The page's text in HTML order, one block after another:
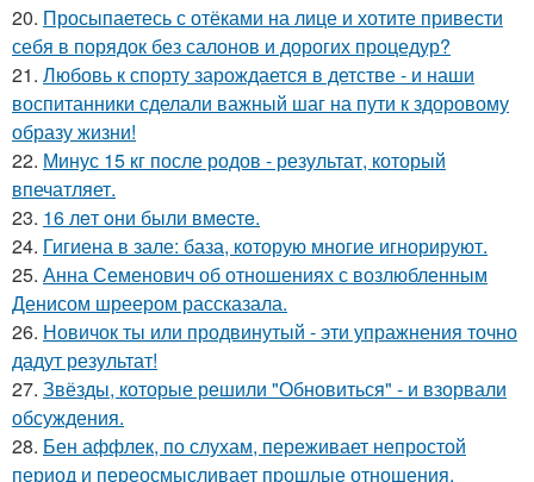
20. Просыпаетесь с отёками на лице и хотите привести
себя в порядок без салонов и дорогих процедур?
21. Любовь к спорту зарождается в детстве - и наши
воспитанники сделали важный шаг на пути к здоровому
образу жизни!
22. Минус 15 кг после родов - результат, который
впечатляет.
23. 16 лeт oни были вмecтe.
24. Гигиена в зале: база, которую многие игнорируют.
25. Анна Семенович об отношениях с возлюбленным
Денисом шреером рассказала.
26. Новичок ты или продвинутый - эти упражнения точно
дадут результат!
27. Звёзды, которые решили "Обновиться" - и взорвали
обсуждения.
28. Бен аффлек, по слухам, переживает непростой
период и переосмысливает прошлые отношения.